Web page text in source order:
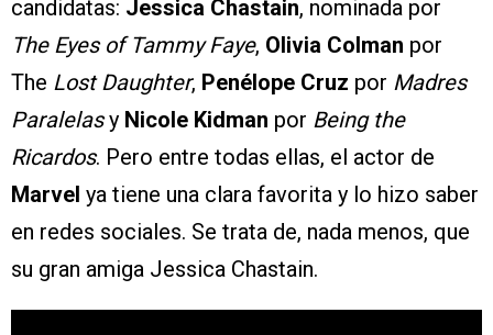
candidatas: Jessica Chastain, nominada por
The Eyes of Tammy Faye, Olivia Colman por
The Lost Daughter, Penélope Cruz por Madres
Paralelasy Nicole Kidman por Being the
Ricardos. Pero entre todas ellas, el actor de
Marvel ya tiene una clara favorita y lo hizo saber
en redes sociales. Se trata de, nada menos, que
su gran amiga Jessica Chastain.